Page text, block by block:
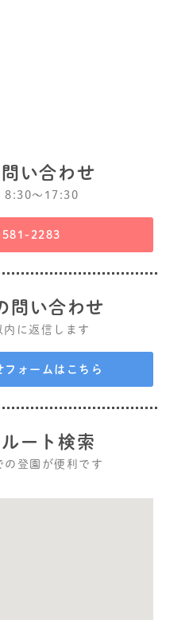
い合わせ
8:30〜17:30
2283
問い合わせ
に返信します
フォームはこちら
ート検索
の登園が便利です